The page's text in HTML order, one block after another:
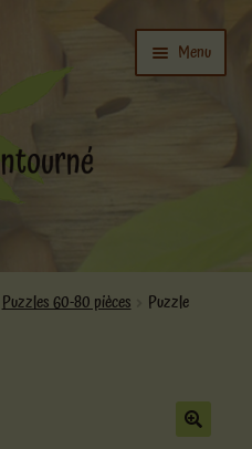
Menu
Ouvrir
menu
enfant
Puzzles 60-80 pièces
Puzzle